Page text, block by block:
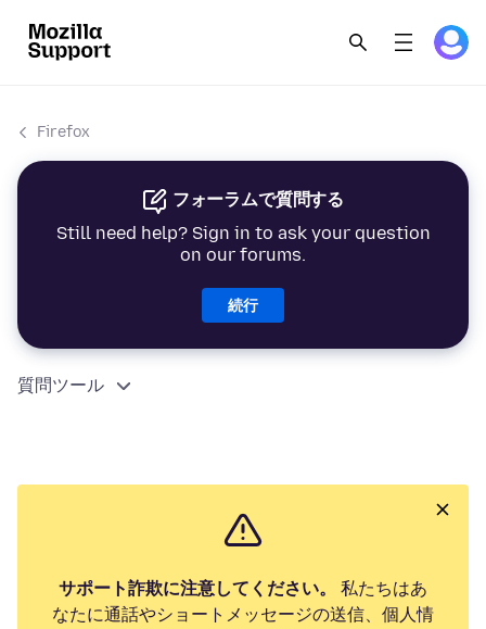
Firefox
フォーラムで質問する
Still need help? Sign in to ask your question
on our forums.
続行
質問ツール
サポート詐欺に注意してください。
私たちはあ
なたに通話やショートメッセージの送信、個人情